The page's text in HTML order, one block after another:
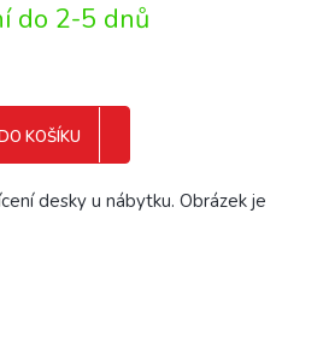
do 2-5 dnů
KOŠÍKU
desky u nábytku. Obrázek je